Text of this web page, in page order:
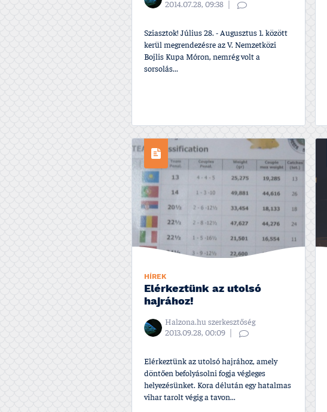
2014.07.28, 09:38
Sziasztok! Július 28. - Augusztus 1. között
kerül megrendezésre az V. Nemzetközi
Bojlis Kupa Móron, nemrég volt a
sorsolás...
HÍREK
Elérkeztünk az utolsó
hajrához!
Halzona.hu szerkesztőség
2013.09.28, 00:09
Elérkeztünk az utolsó hajrához, amely
döntően befolyásolni fogja végleges
helyezésünket. Kora délután egy hatalmas
vihar tarolt végig a tavon...